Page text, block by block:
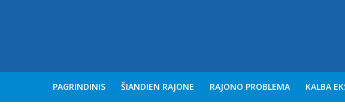
PAGRINDINIS ŠIANDIEN RAJONE RAJONO PROBLEMA KALBA